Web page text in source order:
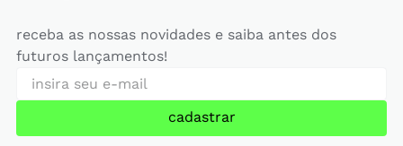
receba as nossas novidades e saiba antes dos
futuros lançamentos!
cadastrar